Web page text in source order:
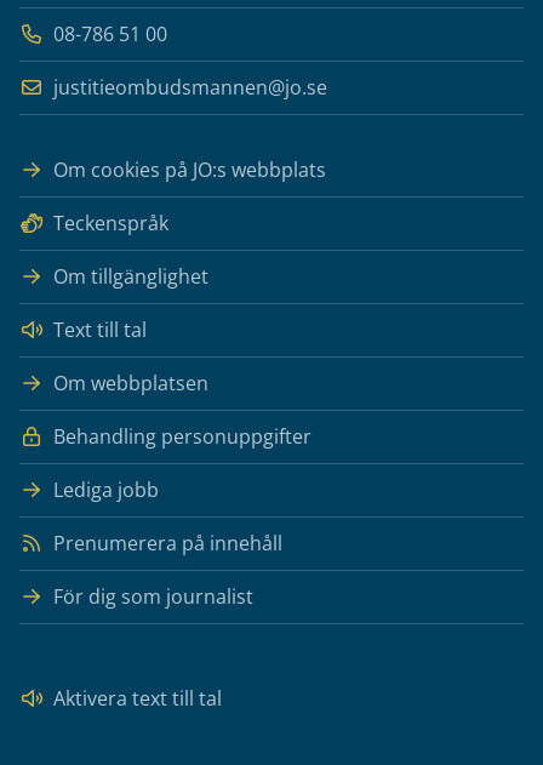
08-786 51 00
justitieombudsmannen@jo.se
Om cookies på JO:s webbplats
Teckenspråk
Om tillgänglighet
Text till tal
Om webbplatsen
Behandling personuppgifter
Lediga jobb
Prenumerera på innehåll
För dig som journalist
Aktivera text till tal